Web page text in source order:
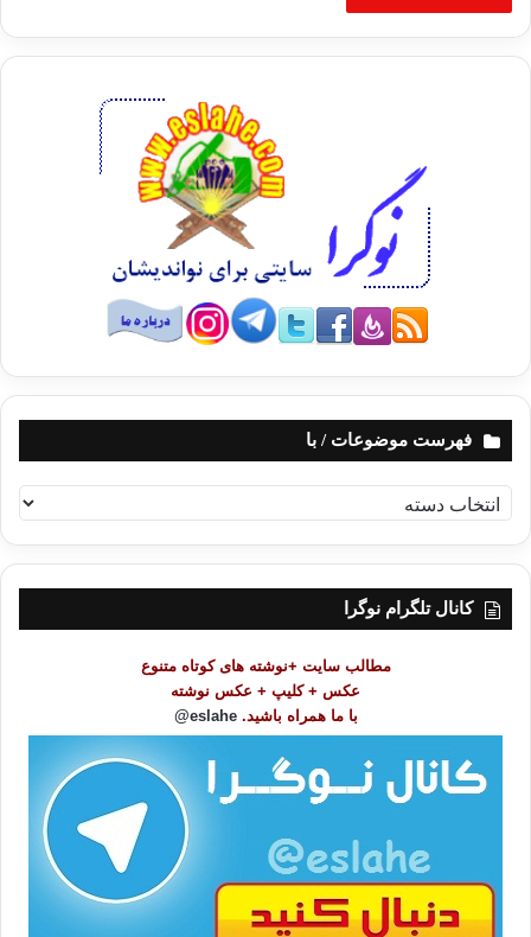
فهرست موضوعات / با
ه
ر
کانال تلگرام نوگرا
مطالب سایت +نوشته های کوتاه متنوع
عکس + کلیپ + عکس نوشته
با ما همراه باشید. eslahe@